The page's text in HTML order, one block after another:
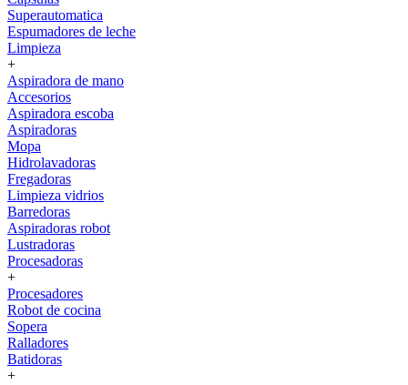
Superautomatica
Espumadores de leche
Limpieza
+
Aspiradora de mano
Accesorios
Aspiradora escoba
Aspiradoras
Mopa
Hidrolavadoras
Fregadoras
Limpieza vidrios
Barredoras
Aspiradoras robot
Lustradoras
Procesadoras
+
Procesadores
Robot de cocina
Sopera
Ralladores
Batidoras
+